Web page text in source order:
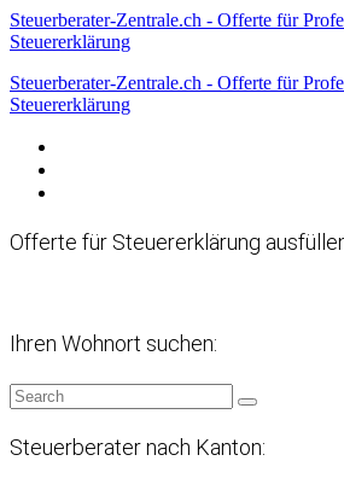
Steuerberater-Zentrale.ch - Offerte für
Steuererklärung
Steuerberater-Zentrale.ch - Offerte für
Steuererklärung
Offerte für Steuererklärung
Ihren Wohnort suchen:
Steuerberater nach Kanton: